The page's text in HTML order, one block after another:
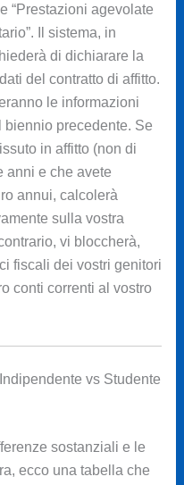
“Prestazioni agevolate
Il sistema, in
di dichiarare la
del contratto di affitto.
le informazioni
precedente. Se
in affitto (non di
anni e che avete
annui, calcolerà
sulla vostra
vi bloccherà,
fiscali dei vostri genitori
conti correnti al vostro
vs Studente
sostanziali e le
ecco una tabella che